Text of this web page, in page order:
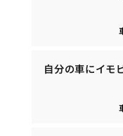
自分の車にイモ